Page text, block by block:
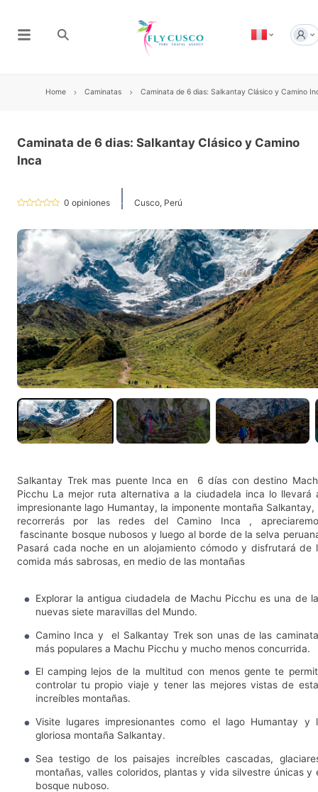
Home Caminatas Caminata de 6 dias: Salkantay Clásico y Camino
Caminata de 6 dias: Salkantay Clásico y Camino
Inca
0 opiniones Cusco, Perú
Salkantay Trek mas puente Inca en 6 días con destino
Picchu La mejor ruta alternativa a la ciudadela inca lo llevará
impresionante lago Humantay, la imponente montaña Salkantay,
recorrerás por las redes del Camino Inca ,
fascinante bosque nubosos y luego al borde de la selva
Pasará cada noche en un alojamiento cómodo y disfrutará de
comida más sabrosas, en medio de las montañas
Explorar la antigua ciudadela de Machu Picchu es una de
nuevas siete maravillas del Mundo.
Camino Inca y el Salkantay Trek son unas de las
más populares a Machu Picchu y mucho menos concurrida.
El camping lejos de la multitud con menos gente te
controlar tu propio viaje y tener las mejores vistas de
increíbles montañas.
Visite lugares impresionantes como el lago Humantay y
gloriosa montaña Salkantay.
Sea testigo de los paisajes increíbles cascadas,
montañas, valles coloridos, plantas y vida silvestre únicas y
bosque nuboso.